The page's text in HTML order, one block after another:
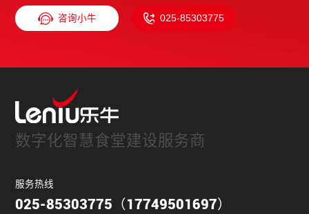
咨询小牛 025-85303775
数字化智慧食堂建设服务商
服务热线
025-85303775（17749501697）